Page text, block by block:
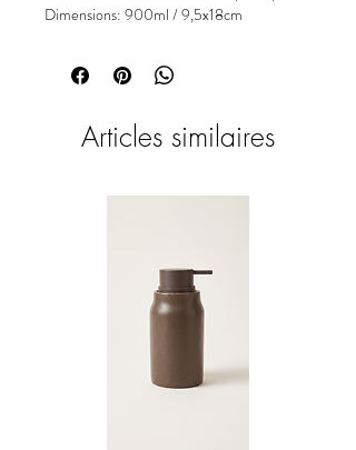
Dimensions: 900ml / 9,5x18cm
Articles similaires